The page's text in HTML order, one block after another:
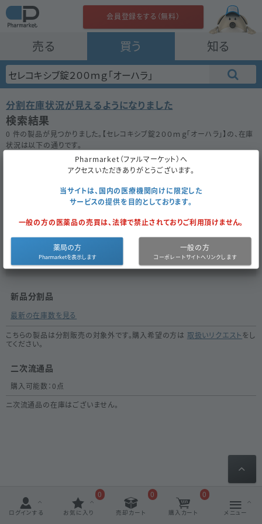
売る 買う 知る
会員登録をする（無料）
分割在庫状況が見えるようになりました
検索結果
0 件の製品が見つかりました。【セレコキシブ錠２００ｍｇ「オーハラ」 】の、在庫
状況は以下の通りです。
在庫がない場合は★ボタンを押してお気に入り登録をしておきましょう。
200件
セレコキシブ錠２００ｍｇ「オーハラ」
お気に入り
内
服
医薬品種
別
分
セレコキ
シブ
探す
新品分割品
最新の在庫数を見る
こちらの製品は分割販売の対象外です。購入希望の方は 取扱いリクエストをし
てください。
二次流通品
購入可能数：0点
ニ次流通品の在庫はございません。
ログインする お気に入り
0
売却カート
0
購入カート
0
メニュー
Pharmarket（ファルマーケット）へ
アクセスいただきありがとうございます。
当サイトは、国内の医療機関向けに限定した
サービスの提供を目的としております。
一般の方の医薬品の売買は、法律で禁止されておりご利用頂けません。
薬局の方 一般の方